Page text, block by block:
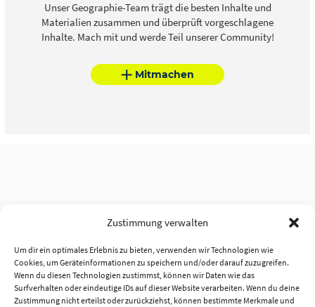
Zustimmung verwalten
Um dir ein optimales Erlebnis zu bieten, verwenden wir Technologien wie
Cookies, um Geräteinformationen zu speichern und/oder darauf zuzugreifen.
Wenn du diesen Technologien zustimmst, können wir Daten wie das
Surfverhalten oder eindeutige IDs auf dieser Website verarbeiten. Wenn du deine
Zustimmung nicht erteilst oder zurückziehst, können bestimmte Merkmale und
Unser Geographie-Team trägt die besten Inhalte und
Materialien zusammen und überprüft vorgeschlagene
Inhalte. Mach mit und werde Teil unserer Community!
Mitmachen